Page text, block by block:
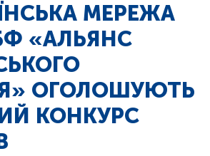
МЕРЕЖА
«АЛЬЯНС
ОГОЛОШУЮТЬ
КОНКУРС